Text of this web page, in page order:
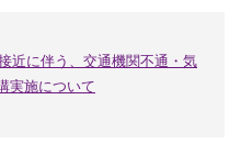
近に伴う、交通機関不通・気
実施について